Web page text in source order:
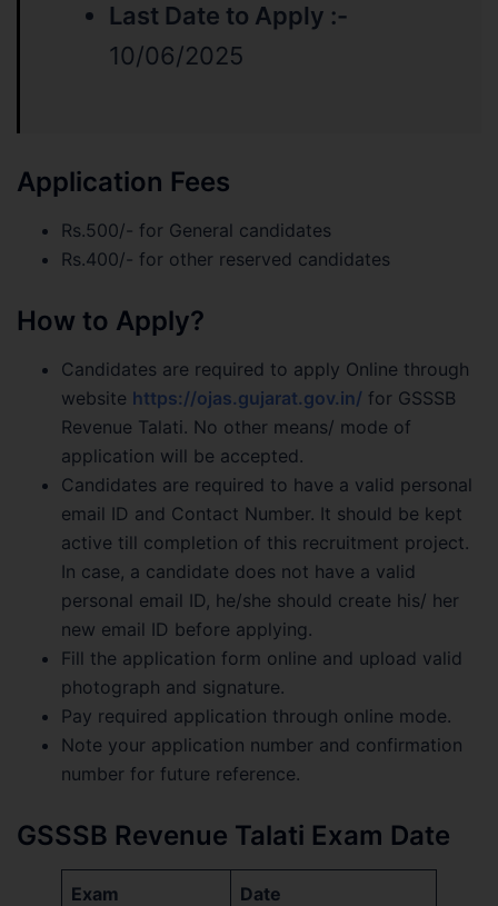
Last Date to Apply :-
10/06/2025
Application Fees
Rs.500/- for General candidates
Rs.400/- for other reserved candidates
How to Apply?
Candidates are required to apply Online through
website https://ojas.gujarat.gov.in/ for GSSSB
Revenue Talati. No other means/ mode of
application will be accepted.
Candidates are required to have a valid personal
email ID and Contact Number. It should be kept
active till completion of this recruitment project.
In case, a candidate does not have a valid
personal email ID, he/she should create his/ her
new email ID before applying.
Fill the application form online and upload valid
photograph and signature.
Pay required application through online mode.
Note your application number and confirmation
number for future reference.
GSSSB Revenue Talati Exam Date
Exam Date